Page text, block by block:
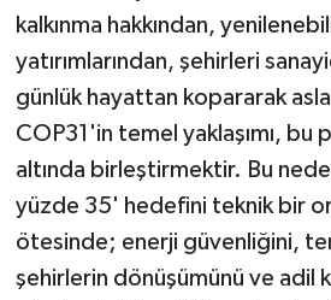
kalkınma hakkından,
yatırımlarından, şehirleri
günlük hayattan kopararak
COP31'in temel yaklaşımı, bu
altında birleştirmektir. Bu
yüzde 35' hedefini teknik bir
ötesinde; enerji güvenliğini,
şehirlerin dönüşümünü ve adil